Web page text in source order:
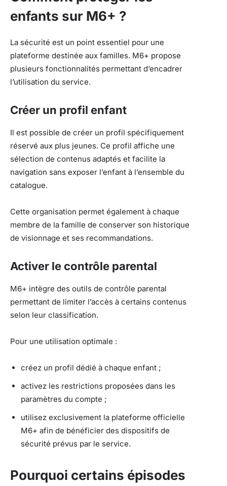
enfants sur M6+ ?
La sécurité est un point essentiel pour une
plateforme destinée aux familles. M6+ propose
plusieurs fonctionnalités permettant d’encadrer
l’utilisation du service.
Créer un profil enfant
Il est possible de créer un profil spécifiquement
réservé aux plus jeunes. Ce profil affiche une
sélection de contenus adaptés et facilite la
navigation sans exposer l’enfant à l’ensemble du
catalogue.
Cette organisation permet également à chaque
membre de la famille de conserver son historique
de visionnage et ses recommandations.
Activer le contrôle parental
M6+ intègre des outils de contrôle parental
permettant de limiter l’accès à certains contenus
selon leur classification.
Pour une utilisation optimale :
créez un profil dédié à chaque enfant ;
activez les restrictions proposées dans les
paramètres du compte ;
utilisez exclusivement la plateforme officielle
M6+ afin de bénéficier des dispositifs de
sécurité prévus par le service.
Pourquoi certains épisodes